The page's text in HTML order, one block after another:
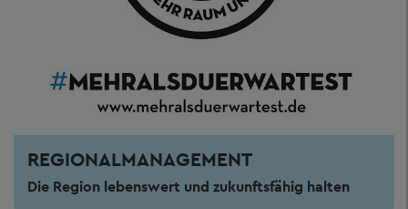
REGIONALMANAGEMENT
Die Region lebenswert und zukunftsfähig halten